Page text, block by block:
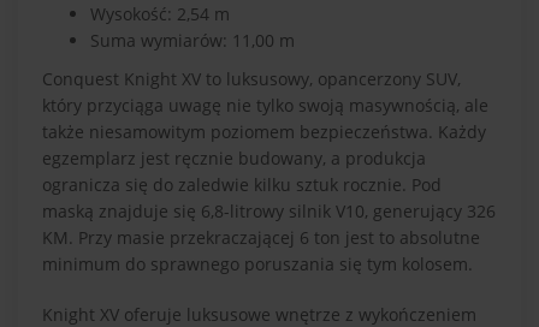
Wysokość: 2,54 m
Suma wymiarów: 11,00 m
Conquest Knight XV to luksusowy, opancerzony SUV,
który przyciąga uwagę nie tylko swoją masywnością, ale
także niesamowitym poziomem bezpieczeństwa. Każdy
egzemplarz jest ręcznie budowany, a produkcja
ogranicza się do zaledwie kilku sztuk rocznie. Pod
maską znajduje się 6,8-litrowy silnik V10, generujący 326
KM. Przy masie przekraczającej 6 ton jest to absolutne
minimum do sprawnego poruszania się tym kolosem.
Knight XV oferuje luksusowe wnętrze z wykończeniem